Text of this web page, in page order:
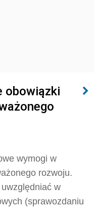
obowiązki
wymogi w
rozwoju.
w
(sprawozdaniu